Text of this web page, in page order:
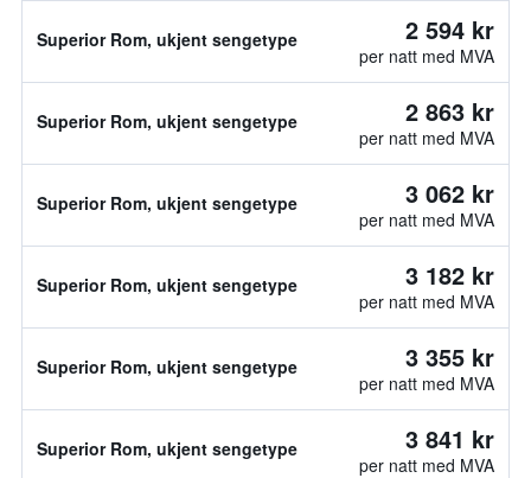
Superior Rom, ukjent sengetype 2 594 kr
per natt med MVA
Superior Rom, ukjent sengetype 2 863 kr
per natt med MVA
Superior Rom, ukjent sengetype 3 062 kr
per natt med MVA
Superior Rom, ukjent sengetype 3 182 kr
per natt med MVA
Superior Rom, ukjent sengetype 3 355 kr
per natt med MVA
Superior Rom, ukjent sengetype 3 841 kr
per natt med MVA